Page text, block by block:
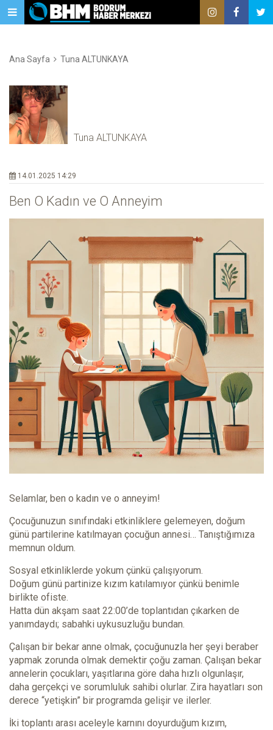
Ana Sayfa Tuna ALTUNKAYA
Tuna ALTUNKAYA
14.01.2025 14:29
Ben O Kadın ve O Anneyim
Selamlar, ben o kadın ve o anneyim!
Çocuğunuzun sınıfındaki etkinliklere gelemeyen, doğum
günü partilerine katılmayan çocuğun annesi… Tanıştığımıza
memnun oldum.
Sosyal etkinliklerde yokum çünkü çalışıyorum.
Doğum günü partinize kızım katılamıyor çünkü benimle
birlikte ofiste.
Hatta dün akşam saat 22:00’de toplantıdan çıkarken de
yanımdaydı; sabahki uykusuzluğu bundan.
Çalışan bir bekar anne olmak, çocuğunuzla her şeyi beraber
yapmak zorunda olmak demektir çoğu zaman. Çalışan bekar
annelerin çocukları, yaşıtlarına göre daha hızlı olgunlaşır,
daha gerçekçi ve sorumluluk sahibi olurlar. Zira hayatları son
derece “yetişkin” bir programda gelişir ve ilerler.
İki toplantı arası aceleyle karnını doyurduğum kızım,